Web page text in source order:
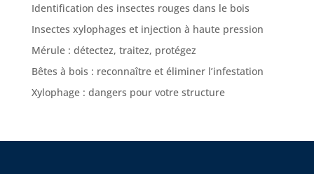
Identification des insectes rouges dans le bois
Insectes xylophages et injection à haute pression
Mérule : détectez, traitez, protégez
Bêtes à bois : reconnaître et éliminer l’infestation
Xylophage : dangers pour votre structure